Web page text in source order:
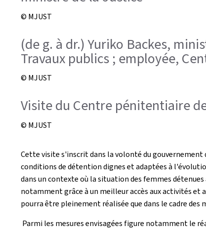
© MJUST
(de g. à dr.) Yuriko Backes,
Travaux publics ; employée,
© MJUST
Visite du Centre pénitentiaire
© MJUST
Cette visite s'inscrit dans la volonté du
conditions de détention dignes et adaptées à
dans un contexte où la situation des femmes
notamment grâce à un meilleur accès aux activités
pourra être pleinement réalisée que dans le cadre des
Parmi les mesures envisagées figure notamment le